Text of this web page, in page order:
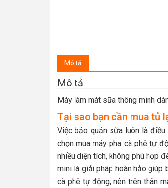
Mô tả
Mô tả
Máy làm mát sữa thông minh
Tại sao bạn cần mua tủ
Việc bảo quản sữa luôn là điều
chọn mua máy pha cà phê tự
nhiều diện tích, không phù hợp
mini là giải pháp hoàn hảo giúp
cà phê tự động, nên trên thân